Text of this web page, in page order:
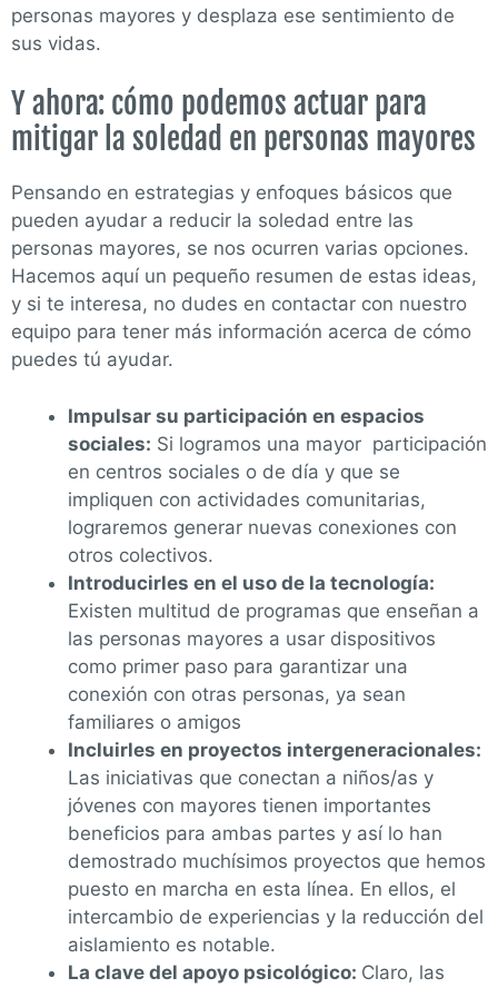
personas mayores y desplaza ese sentimiento de
sus vidas.
Y ahora: cómo podemos actuar para
mitigar la soledad en personas mayores
Pensando en estrategias y enfoques básicos que
pueden ayudar a reducir la soledad entre las
personas mayores, se nos ocurren varias opciones.
Hacemos aquí un pequeño resumen de estas ideas,
y si te interesa, no dudes en contactar con nuestro
equipo para tener más información acerca de cómo
puedes tú ayudar.
Impulsar su participación en espacios
sociales: Si logramos una mayor participación
en centros sociales o de día y que se
impliquen con actividades comunitarias,
lograremos generar nuevas conexiones con
otros colectivos.
Introducirles en el uso de la tecnología:
Existen multitud de programas que enseñan a
las personas mayores a usar dispositivos
como primer paso para garantizar una
conexión con otras personas, ya sean
familiares o amigos
Incluirles en proyectos intergeneracionales:
Las iniciativas que conectan a niños/as y
jóvenes con mayores tienen importantes
beneficios para ambas partes y así lo han
demostrado muchísimos proyectos que hemos
puesto en marcha en esta línea. En ellos, el
intercambio de experiencias y la reducción del
aislamiento es notable.
La clave del apoyo psicológico: Claro, las